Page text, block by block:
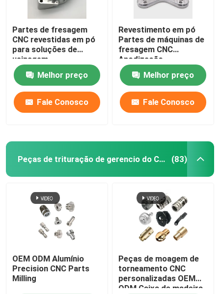
Partes de fresagem
CNC revestidas em pó
para soluções de
usinagem
Melhor preço
Fale Conosco
Revestimento em pó
Partes de máquinas de
fresagem CNC
Anodização
Melhor preço
Fale Conosco
Peças de trituração de gerencio do CNC (83)
OEM ODM Alumínio
Precision CNC Parts
Milling
Peças de moagem de
torneamento CNC
personalizadas OEM
ODM Caixa de madeira